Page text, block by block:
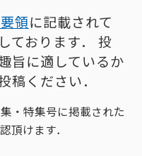
領に記載されて
ております． 投
旨に適しているか
稿ください．
・特集号に掲載された
頂けます．